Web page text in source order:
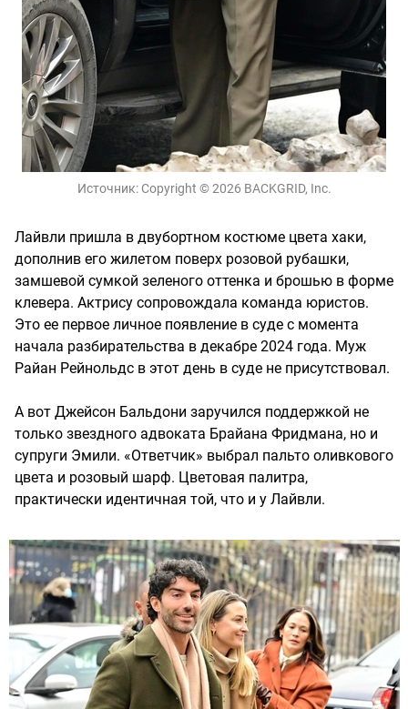
Источник: Copyright © 2026 BACKGRID, Inc.
Лайвли пришла в двубортном костюме цвета хаки,
дополнив его жилетом поверх розовой рубашки,
замшевой сумкой зеленого оттенка и брошью в форме
клевера. Актрису сопровождала команда юристов.
Это ее первое личное появление в суде с момента
начала разбирательства в декабре 2024 года. Муж
Райан Рейнольдс в этот день в суде не присутствовал.
А вот Джейсон Бальдони заручился поддержкой не
только звездного адвоката Брайана Фридмана, но и
супруги Эмили. «Ответчик» выбрал пальто оливкового
цвета и розовый шарф. Цветовая палитра,
практически идентичная той, что и у Лайвли.